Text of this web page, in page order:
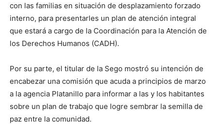
con las familias en situación de desplazamiento forzado
interno, para presentarles un plan de atención integral
que estará a cargo de la Coordinación para la Atención de
los Derechos Humanos (CADH).
Por su parte, el titular de la Sego mostró su intención de
encabezar una comisión que acuda a principios de marzo
a la agencia Platanillo para informar a las y los habitantes
sobre un plan de trabajo que logre sembrar la semilla de
paz entre la comunidad.